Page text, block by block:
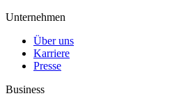
Unternehmen
Über uns
Karriere
Presse
Business